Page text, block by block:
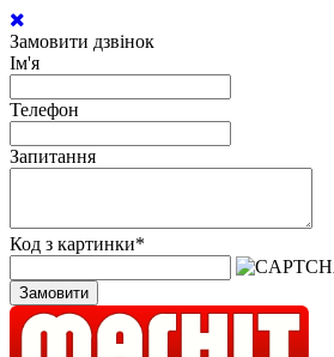
Замовити дзвінок
Ім'я
Телефон
Запитання
Код з картинки*
Замовити